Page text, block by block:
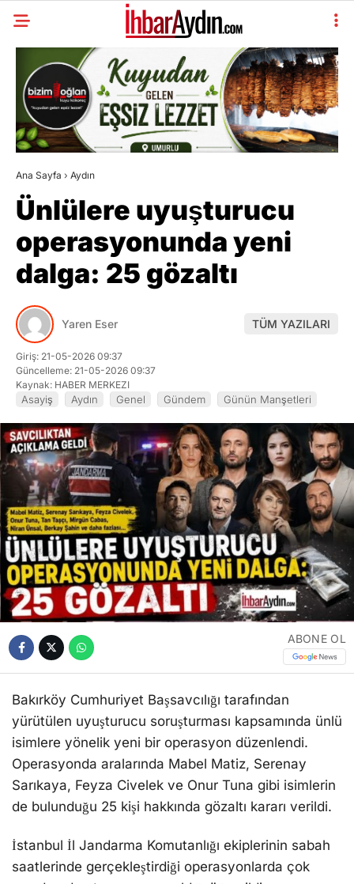
Ana Sayfa › Aydın
Ünlülere uyuşturucu
operasyonunda yeni
dalga: 25 gözaltı
Yaren Eser TÜM YAZILARI
Giriş: 21-05-2026 09:37
Güncelleme: 21-05-2026 09:37
Kaynak: HABER MERKEZI
Asayiş Aydın Genel Gündem Günün Manşetleri
ABONE OL
Bakırköy Cumhuriyet Başsavcılığı tarafından
yürütülen uyuşturucu soruşturması kapsamında ünlü
isimlere yönelik yeni bir operasyon düzenlendi.
Operasyonda aralarında Mabel Matiz, Serenay
Sarıkaya, Feyza Civelek ve Onur Tuna gibi isimlerin
de bulunduğu 25 kişi hakkında gözaltı kararı verildi.
İstanbul İl Jandarma Komutanlığı ekiplerinin sabah
saatlerinde gerçekleştirdiği operasyonlarda çok